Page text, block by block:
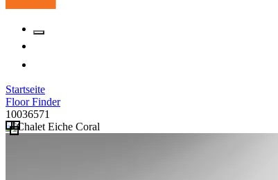
Startseite
Floor Finder
10036571